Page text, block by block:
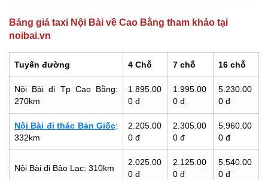
Bảng giá taxi Nội Bài về Cao Bằng tham khảo tại
noibai.vn
Tuyến đường 4 Chỗ 7 chỗ 16 chỗ
Nội Bài đi Tp Cao Bằng:
270km
1.895.00
0 đ
1.995.00
0 đ
5.230.00
0 đ
Nội Bài đi thác Bản Giốc:
332km
2.205.00
0 đ
2.305.00
0 đ
5.960.00
0 đ
Nội Bài đi Bảo Lạc: 310km
2.025.00
0 đ
2.125.00
0 đ
5.540.00
0 đ